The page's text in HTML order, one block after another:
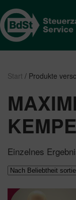
Start / Produkte
Einzelnes